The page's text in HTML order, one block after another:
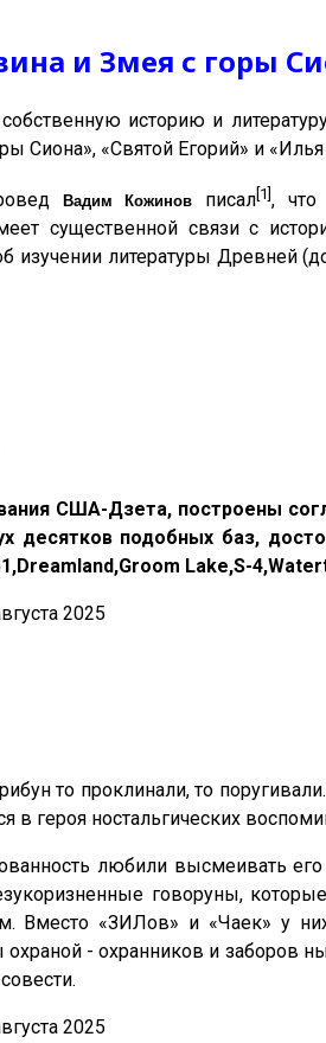
и Змея с горы
историю и
Сиона», «Святой Егорий» и
Вадим Кожинов пиcал[1], что
существенной связи с
изучении литературы Древней
США-Дзета, построены
десятков подобных баз,
Lake,S-
2025
то проклинали, то
в героя ностальгических
любили высмеивать
говоруны,
Вместо «ЗИЛов» и «Чаек» у
- охранников и заборов
2025